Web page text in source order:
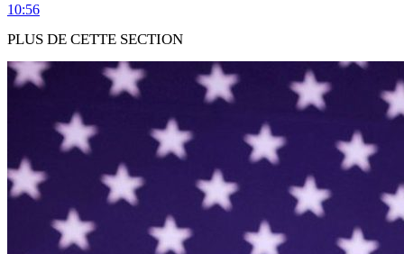
10:56
PLUS DE CETTE SECTION